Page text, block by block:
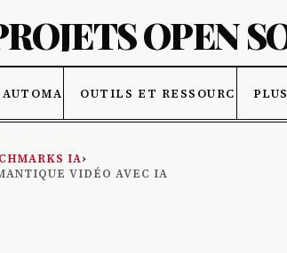
OPEN
OUTILS ET RESSOURCES IA
PLUS
IA›
VIDÉO AVEC IA